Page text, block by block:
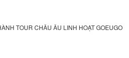
TOUR CHÂU ÂU LINH HOẠT GOEUGO